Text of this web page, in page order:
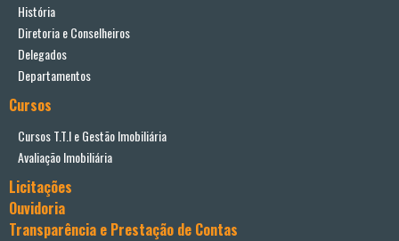
História
Diretoria e Conselheiros
Delegados
Departamentos
Cursos
Cursos T.T.I e Gestão Imobiliária
Avaliação Imobiliária
Licitações
Ouvidoria
Transparência e Prestação de Contas